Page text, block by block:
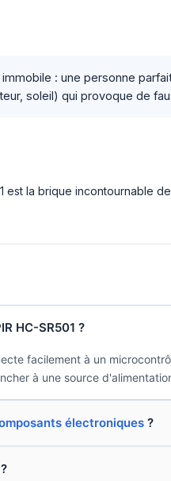
: une personne
soleil) qui provoque de
est la brique incontournable
HC-SR501 ?
facilement à un
à une source
électroniques ?